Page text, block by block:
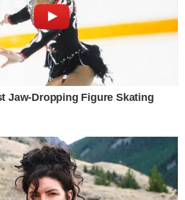
Jaw‑Dropping Figure Skating